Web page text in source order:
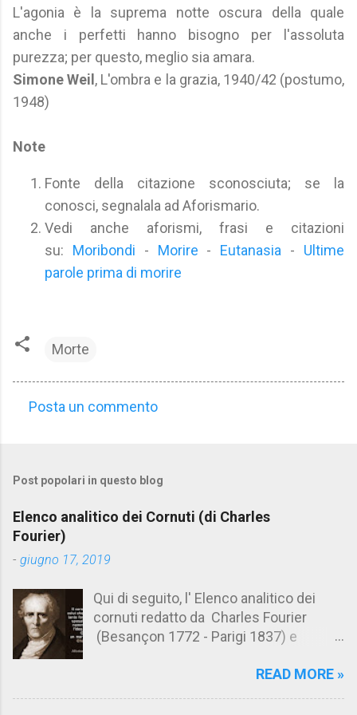
L'agonia è la suprema notte oscura della quale
anche i perfetti hanno bisogno per l'assoluta
purezza; per questo, meglio sia amara.
Simone Weil , L'ombra e la grazia, 1940/42 (postumo,
1948)
Note
Fonte della citazione sconosciuta; se la
conosci, segnalala ad Aforismario.
Vedi anche aforismi, frasi e citazioni
su: Moribondi - Morire - Eutanasia - Ultime
parole prima di morire
Morte
m
e
n
t
Posta un commento
Post popolari in questo blog
Elenco analitico dei Cornuti (di Charles
Fourier)
- giugno 17, 2019
Qui di seguito, l' Elenco analitico dei
cornuti redatto da Charles Fourier
(Besançon 1772 - Parigi 1837) e
Aforismario trovi anche una raccolta di
READ MORE »